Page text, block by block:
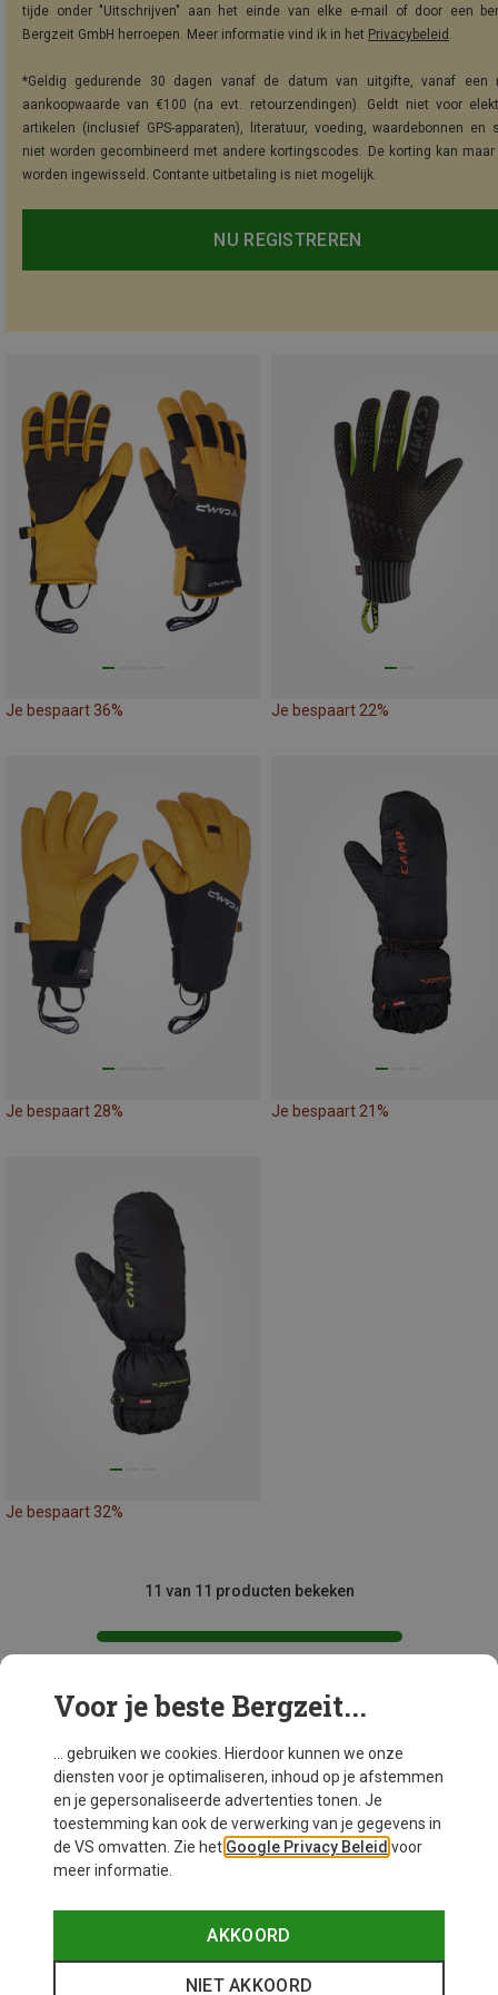
tijde onder "Uitschrijven" aan het einde van elke e-mail of door een
Bergzeit GmbH herroepen. Meer informatie vind ik in het Privacybeleid .
*Geldig gedurende 30 dagen vanaf de datum van uitgifte, vanaf een
aankoopwaarde van €100 (na evt. retourzendingen). Geldt niet voor
artikelen (inclusief GPS-apparaten), literatuur, voeding, waardebonnen en
niet worden gecombineerd met andere kortingscodes. De korting kan maar
worden ingewisseld. Contante uitbetaling is niet mogelijk.
NU REGISTREREN
Je bespaart 36% Je bespaart 22%
Je bespaart 28% Je bespaart 21%
Je bespaart 32%
11 van 11 producten bekeken
Mogelijk interessant voor je
Voor je beste Bergzeit...
... gebruiken we cookies. Hierdoor kunnen we onze
diensten voor je optimaliseren, inhoud op je afstemmen
en je gepersonaliseerde advertenties tonen. Je
toestemming kan ook de verwerking van je gegevens in
de VS omvatten. Zie het Google Privacy Beleid voor
meer informatie.
AKKOORD
NIET AKKOORD